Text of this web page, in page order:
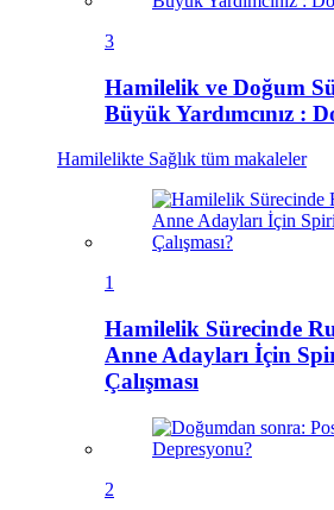
3
Hamilelik ve Doğum
Büyük Yardımcınız :
Hamilelikte Sağlık tüm makaleler
1
Hamilelik Sürecinde
Anne Adayları İçin
Çalışması
2